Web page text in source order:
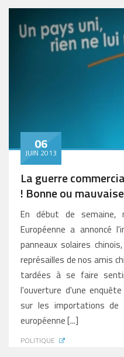
06
JUIN 2013
La guerre
! Bonne ou
En début de semaine,
Européenne a annoncé
panneaux solaires
représailles de nos amis
tardées à se faire
l'ouverture d'une
sur les importations de
européenne [...]
POLITIQUE